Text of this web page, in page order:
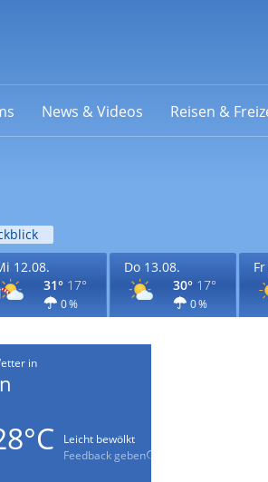
News & Videos Reisen &
12.08.
31° 17°
0 %
Do 13.08.
30° 17°
0 %
in
Leicht bewölkt
Feedback geben